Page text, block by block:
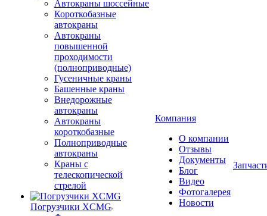
Автокраны шоссейные
Короткобазные
автокраны
Автокраны
повышенной
проходимости
(полноприводные)
Гусеничные краны
Башенные краны
Внедорожные
автокраны
Автокраны
короткобазные
Полноприводные
автокраны
Краны с
телескопической
стрелой
Погрузчики XCMG
Компания
О компании
Отзывы
Документы
Блог
Видео
Фотогалерея
Новости